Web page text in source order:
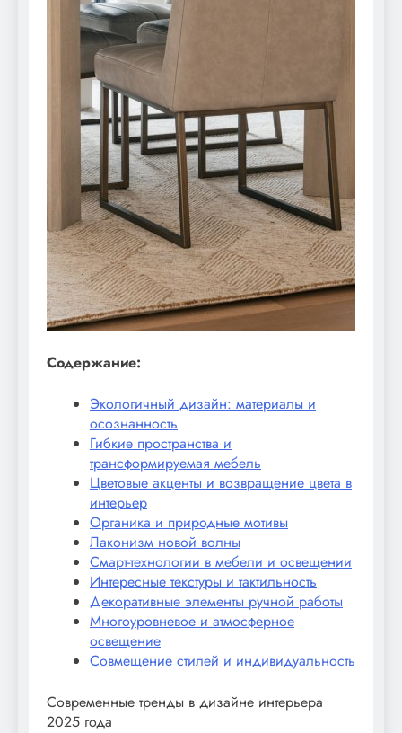
Содержание:
Экологичный дизайн: материалы и
осознанность
Гибкие пространства и
трансформируемая мебель
Цветовые акценты и возвращение цвета в
интерьер
Органика и природные мотивы
Лаконизм новой волны
Смарт-технологии в мебели и освещении
Интересные текстуры и тактильность
Декоративные элементы ручной работы
Многоуровневое и атмосферное
освещение
Совмещение стилей и индивидуальность
Современные тренды в дизайне интерьера
2025 года